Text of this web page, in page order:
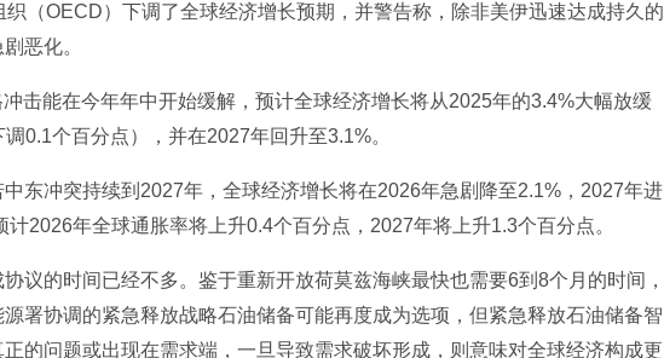
（OECD）下调了全球经济增长预期，并警告称，除非美伊迅速达成持久的
恶化。
击能在今年年中开始缓解，预计全球经济增长将从2025年的3.4%大幅放缓
0.1个百分点），并在2027年回升至3.1%。
东冲突持续到2027年，全球经济增长将在2026年急剧降至2.1%，2027年进
2026年全球通胀率将上升0.4个百分点，2027年将上升1.3个百分点。
议的时间已经不多。鉴于重新开放荷莫兹海峡最快也需要6到8个月的时间，
署协调的紧急释放战略石油储备可能再度成为选项，但紧急释放石油储备智
的问题或出现在需求端，一旦导致需求破坏形成，则意味对全球经济构成更